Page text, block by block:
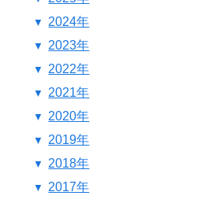
2024年
2023年
2022年
2021年
2020年
2019年
2018年
2017年